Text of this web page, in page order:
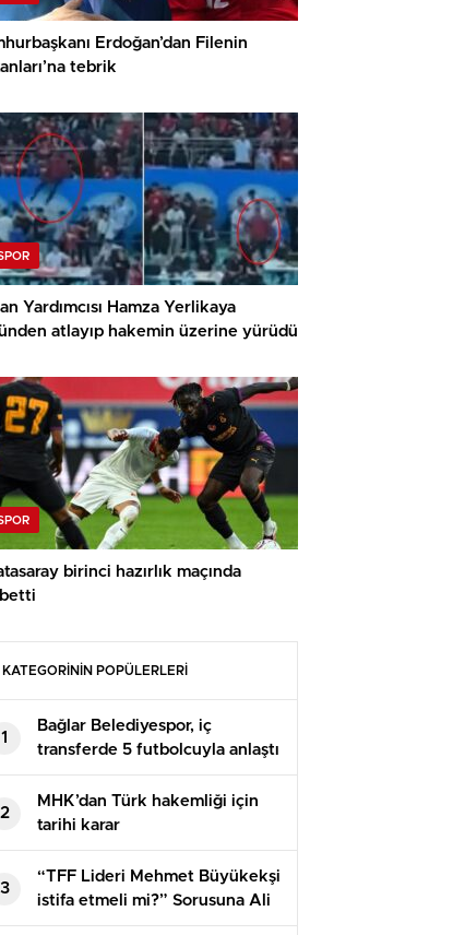
Erdoğan’dan Filenin
tebrik
Yardımcısı Hamza Yerlikaya
atlayıp hakemin üzerine yürüdü
birinci hazırlık maçında
KATEGORİNİN POPÜLERLERİ
1
Bağlar Belediyespor, iç
transferde 5 futbolcuyla anlaştı
2
MHK’dan Türk hakemliği için
tarihi karar
3
“TFF Lideri Mehmet Büyükekşi
istifa etmeli mi?” Sorusuna Ali
Koç’tan net karşılık